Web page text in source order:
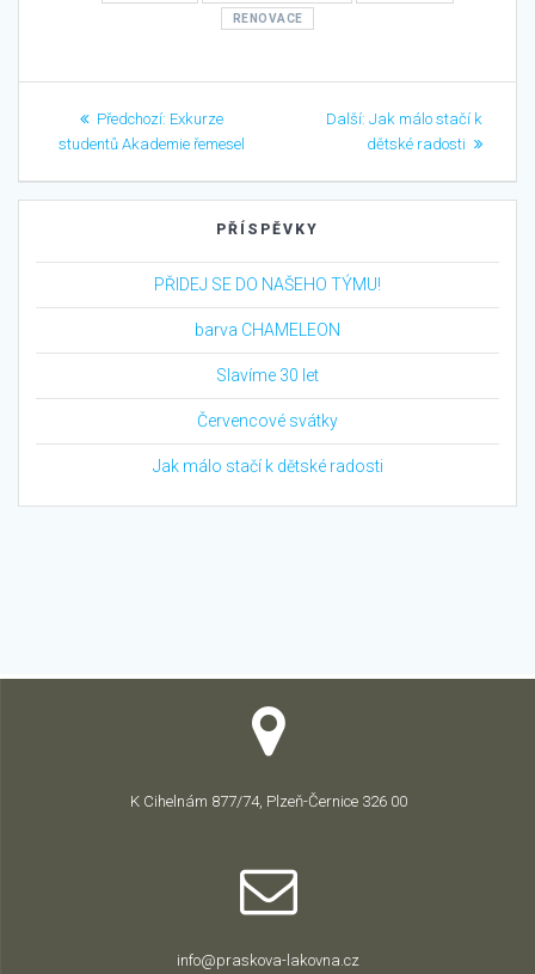
RENOVACE
Navigace
pro
příspěvek
Předchozí: Předchozí
příspěvek:
Exkurze
studentů Akademie řemesel
Další: Další
příspěvek:
Jak málo stačí k
dětské radosti
PŘÍSPĚVKY
PŘIDEJ SE DO NAŠEHO TÝMU!
barva CHAMELEON
Slavíme 30 let
Červencové svátky
Jak málo stačí k dětské radosti
K Cihelnám 877/74, Plzeň-Černice 326 00
info@praskova-lakovna.cz